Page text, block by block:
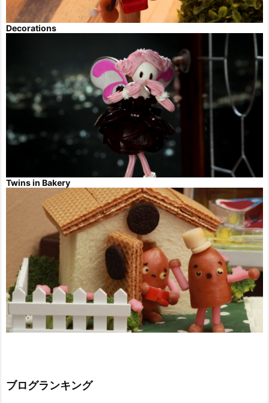
Decorations
Twins in Bakery
ブログランキング